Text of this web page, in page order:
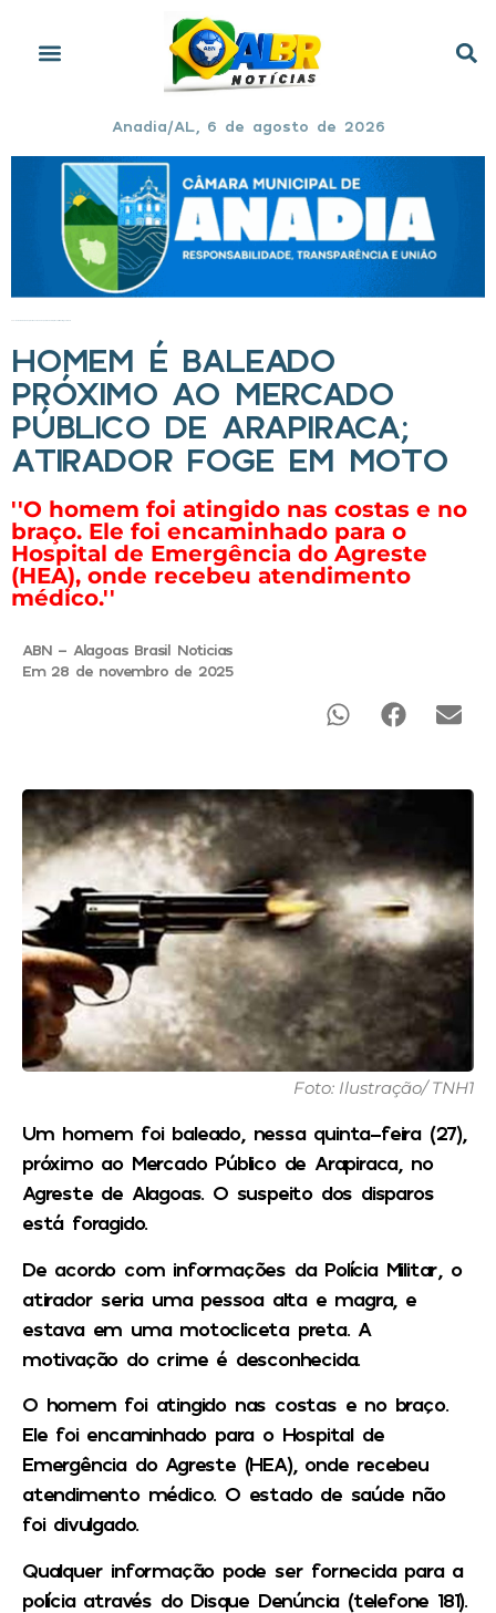
Anadia/AL, 6 de agosto de 2026
HOMEM É BALEADO
PRÓXIMO AO MERCADO
PÚBLICO DE ARAPIRACA;
ATIRADOR FOGE EM MOTO
''O homem foi atingido nas costas e no
braço. Ele foi encaminhado para o
Hospital de Emergência do Agreste
(HEA), onde recebeu atendimento
médico.''
ABN - Alagoas Brasil Noticias
Em 28 de novembro de 2025
Foto: Ilustração/ TNH1
Um homem foi baleado, nessa quinta-feira (27),
próximo ao Mercado Público de Arapiraca, no
Agreste de Alagoas. O suspeito dos disparos
está foragido.
De acordo com informações da Polícia Militar, o
atirador seria uma pessoa alta e magra, e
estava em uma motocliceta preta. A
motivação do crime é desconhecida.
O homem foi atingido nas costas e no braço.
Ele foi encaminhado para o Hospital de
Emergência do Agreste (HEA), onde recebeu
atendimento médico. O estado de saúde não
foi divulgado.
Qualquer informação pode ser fornecida para a
polícia através do Disque Denúncia (telefone 181).